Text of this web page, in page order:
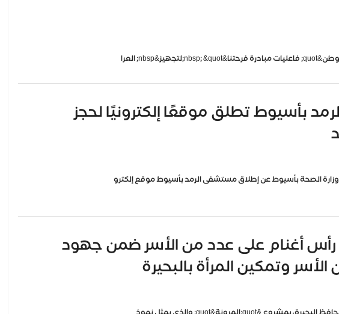
بأسيوط تطلق موقعًا إلكترونيًا لحجز
توزيع ٩ تروسيكل و٦٦ رأس أغنام على عدد من الأسر ضمن جهود
وتمكين المرأة بالبحيرة